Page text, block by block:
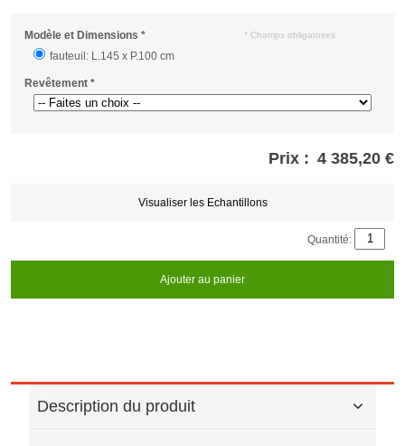
Modèle et Dimensions *
fauteuil: L.145 x P.100 cm
Revêtement *
* Champs obligatoires
Prix : 4 385,20 €
Visualiser les Echantillons
Quantité:
Ajouter au panier
Description du produit